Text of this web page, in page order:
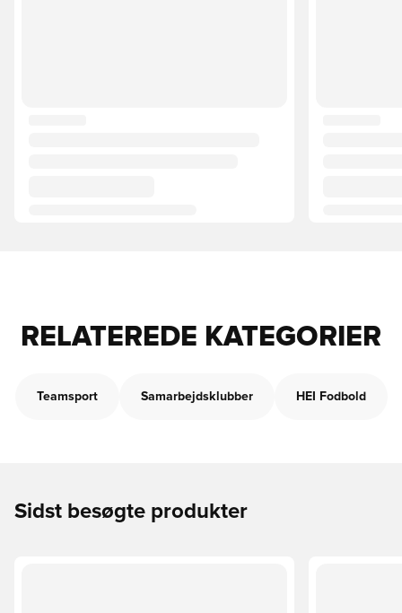
RELATEREDE KATEGORIER
Teamsport Samarbejdsklubber HEI Fodbold
Sidst besøgte produkter